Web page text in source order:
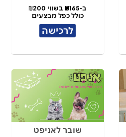
ב-₪165 בשווי ₪200
כולל כפל מבצעים
לרכישה
שובר לאניפט